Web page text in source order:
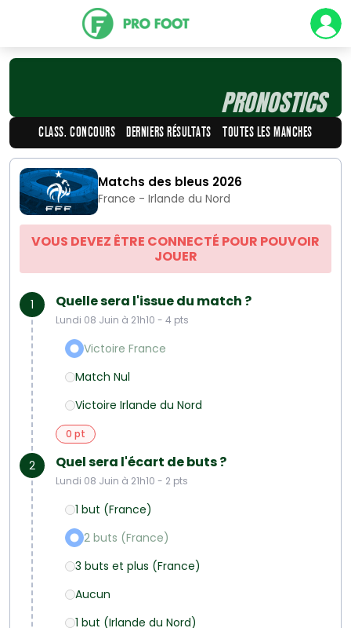
PRONOSTICS
CLASS. CONCOURS DERNIERS RÉSULTATS TOUTES LES MANCHES
Matchs des bleus 2026
France - Irlande du Nord
VOUS DEVEZ ÊTRE CONNECTÉ POUR POUVOIR
JOUER
1 Quelle sera l'issue du match ?
Lundi 08 Juin à 21h10 - 4 pts
Victoire France
Match Nul
Victoire Irlande du Nord
0 pt
2 Quel sera l'écart de buts ?
Lundi 08 Juin à 21h10 - 2 pts
1 but (France)
2 buts (France)
3 buts et plus (France)
Aucun
1 but (Irlande du Nord)